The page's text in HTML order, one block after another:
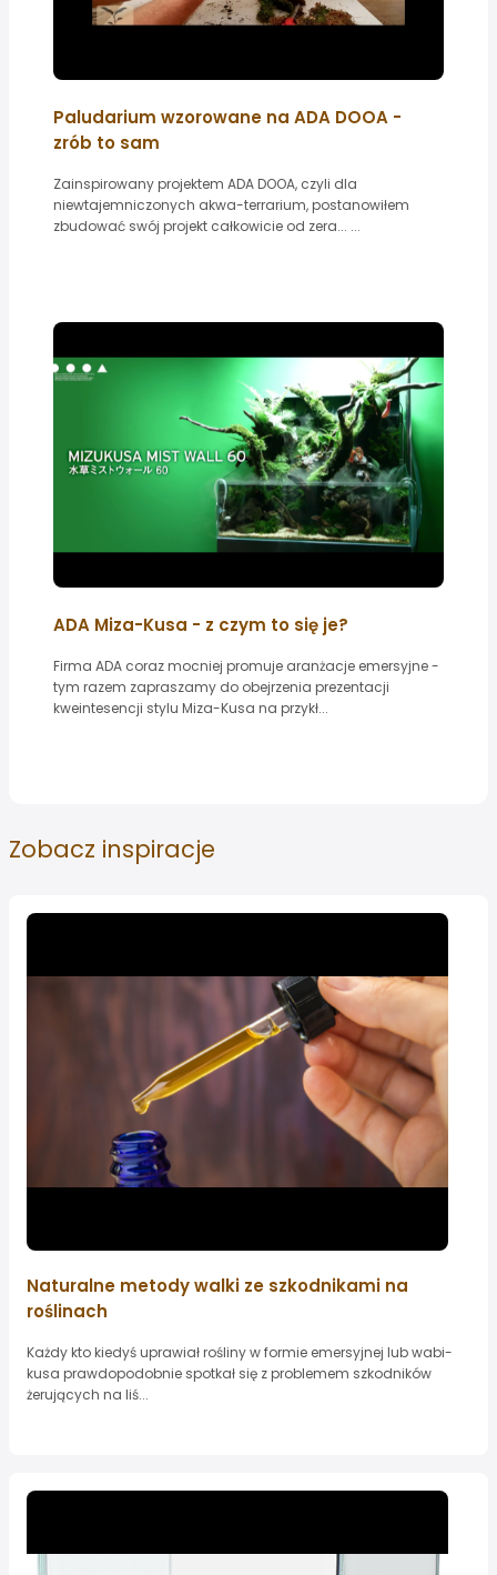
Paludarium wzorowane na ADA DOOA -
zrób to sam
Zainspirowany projektem ADA DOOA, czyli dla
niewtajemniczonych akwa-terrarium, postanowiłem
zbudować swój projekt całkowicie od zera... ...
ADA Miza-Kusa - z czym to się je?
Firma ADA coraz mocniej promuje aranżacje emersyjne -
tym razem zapraszamy do obejrzenia prezentacji
kweintesencji stylu Miza-Kusa na przykł...
Zobacz inspiracje
Naturalne metody walki ze szkodnikami na
roślinach
Każdy kto kiedyś uprawiał rośliny w formie emersyjnej lub wabi-
kusa prawdopodobnie spotkał się z problemem szkodników
żerujących na liś...